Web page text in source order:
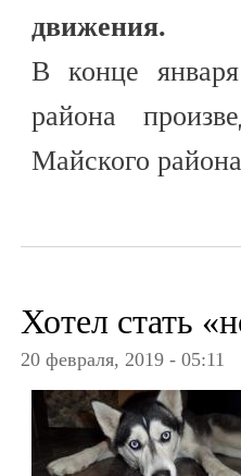
движения.
В конце
района
Майского
Хотел стать
20 февраля, 2019 - 05:11